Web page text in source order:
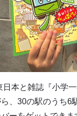
日本と雑誌『小学
、30の駅のうち